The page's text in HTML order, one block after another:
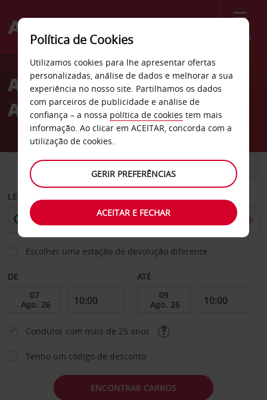
Menu
Welcome
AvisAluguer de carros
Austrália Ocidental
CARRO COMERCIAIS
LEVANTAR EM
Escolher uma estação de devolução diferente
DE ATÉ
Condutor com mais de 25 anos
Tenho um código de desconto
ENCONTRAR CARROS
Política de Cookies
Utilizamos cookies para lhe apresentar ofertas
personalizadas, análise de dados e melhorar a sua
experiência no nosso site. Partilhamos os dados
com parceiros de publicidade e análise de
confiança – a nossa política de cookies tem mais
informação. Ao clicar em ACEITAR, concorda com a
utilização de cookies.
GERIR PREFERÊNCIAS
ACEITAR E FECHAR